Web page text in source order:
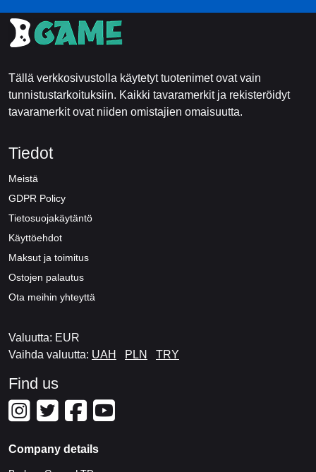
Tällä verkkosivustolla käytetyt tuotenimet ovat vain
tunnistustarkoituksiin. Kaikki tavaramerkit ja rekisteröidyt
tavaramerkit ovat niiden omistajien omaisuutta.
Tiedot
Meistä
GDPR Policy
Tietosuojakäytäntö
Käyttöehdot
Maksut ja toimitus
Ostojen palautus
Ota meihin yhteyttä
Valuutta: EUR
Vaihda valuutta: UAH PLN TRY
Find us
Company details